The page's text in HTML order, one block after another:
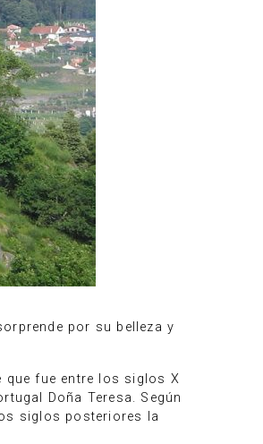
por su belleza y
que fue entre los siglos X
Doña Teresa. Según
siglos posteriores la